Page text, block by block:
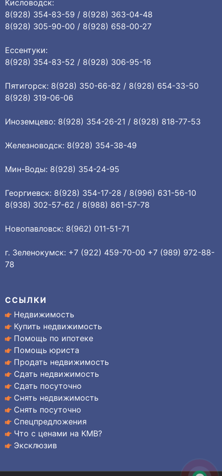
Кисловодск:
8(928) 354-83-59 / 8(928) 363-04-48
8(928) 305-90-00 / 8(928) 658-00-27
Ессентуки:
8(928) 354-83-52 / 8(928) 306-95-16
Пятигорск: 8(928) 350-66-82 / 8(928) 654-33-50
8(928) 319-06-06
Иноземцево: 8(928) 354-26-21 / 8(928) 818-77-53
Железноводск: 8(928) 354-38-49
Мин-Воды: 8(928) 354-24-95
Георгиевск: 8(928) 354-17-28 / 8(996) 631-56-10
8(938) 302-57-62 / 8(988) 861-57-78
Новопавловск: 8(962) 011-51-71
г. Зеленокумск: +7 (922) 459-70-00 +7 (989) 972-88-
78
ССЫЛКИ
Недвижимость
Купить недвижимость
Помощь по ипотеке
Помощь юриста
Продать недвижимость
Сдать недвижимость
Сдать посуточно
Снять недвижимость
Снять посуточно
Спецпредложения
Что с ценами на КМВ?
Эксклюзив